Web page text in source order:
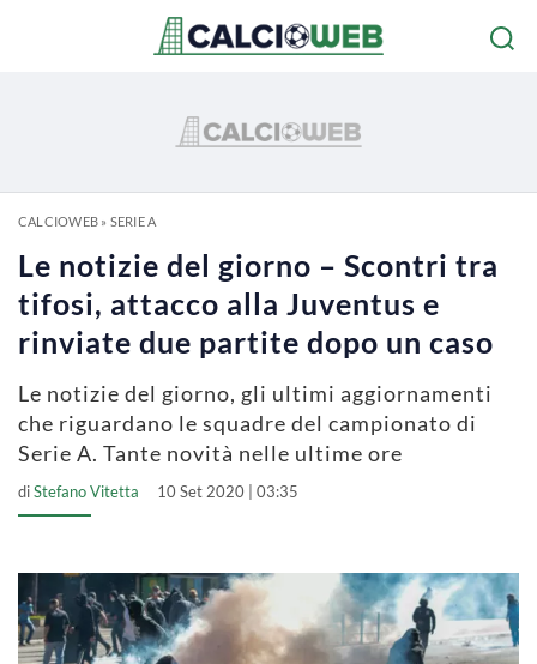
CALCIOWEB» SERIE A
Le notizie del giorno – Scontri tra
tifosi, attacco alla Juventus e
rinviate due partite dopo un caso
Le notizie del giorno, gli ultimi aggiornamenti
che riguardano le squadre del campionato di
Serie A. Tante novità nelle ultime ore
diStefano Vitetta 10 Set 2020 | 03:35